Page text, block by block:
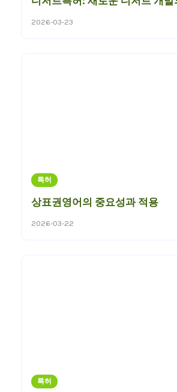
2026-03-23
특허
상표권영어의 중요성과 적용
2026-03-22
특허